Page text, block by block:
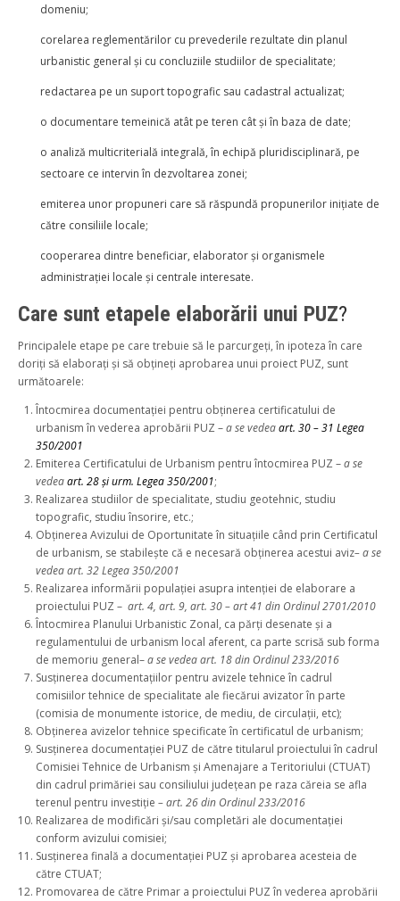
domeniu;
corelarea reglementărilor cu prevederile rezultate din planul
urbanistic general și cu concluziile studiilor de specialitate;
redactarea pe un suport topografic sau cadastral actualizat;
o documentare temeinică atât pe teren cât și în baza de date;
o analiză multicriterială integrală, în echipă pluridisciplinară, pe
sectoare ce intervin în dezvoltarea zonei;
emiterea unor propuneri care să răspundă propunerilor inițiate de
către consiliile locale;
cooperarea dintre beneficiar, elaborator și organismele
administrației locale și centrale interesate.
Care sunt etapele elaborării unui PUZ?
Principalele etape pe care trebuie să le parcurgeți, în ipoteza în care
doriți să elaborați și să obțineți aprobarea unui proiect PUZ, sunt
următoarele:
Întocmirea documentației pentru obținerea certificatului de
urbanism în vederea aprobării PUZ –a se vedeaart. 30 – 31 Legea
350/2001
Emiterea Certificatului de Urbanism pentru întocmirea PUZ –a se
vedeaart. 28 și urm. Legea 350/2001;
Realizarea studiilor de specialitate, studiu geotehnic, studiu
topografic, studiu însorire, etc.;
Obținerea Avizului de Oportunitate în situațiile când prin Certificatul
de urbanism, se stabilește că e necesară obținerea acestui aviz– a se
vedea art. 32 Legea 350/2001
Realizarea informării populației asupra intenției de elaborare a
proiectului PUZ – art. 4, art. 9, art. 30 – art 41 din Ordinul 2701/2010
Întocmirea Planului Urbanistic Zonal, ca părți desenate și a
regulamentului de urbanism local aferent, ca parte scrisă sub forma
de memoriu general–a se vedea art. 18 din Ordinul 233/2016
Susținerea documentațiilor pentru avizele tehnice în cadrul
comisiilor tehnice de specialitate ale fiecărui avizator în parte
(comisia de monumente istorice, de mediu, de circulații, etc);
Obținerea avizelor tehnice specificate în certificatul de urbanism;
Susținerea documentației PUZ de către titularul proiectului în cadrul
Comisiei Tehnice de Urbanism și Amenajare a Teritoriului (CTUAT)
din cadrul primăriei sau consiliului județean pe raza căreia se afla
terenul pentru investiție – art. 26 din Ordinul 233/2016
Realizarea de modificări și/sau completări ale documentației
conform avizului comisiei;
Susținerea finală a documentației PUZ și aprobarea acesteia de
către CTUAT;
Promovarea de către Primar a proiectului PUZ în vederea aprobării